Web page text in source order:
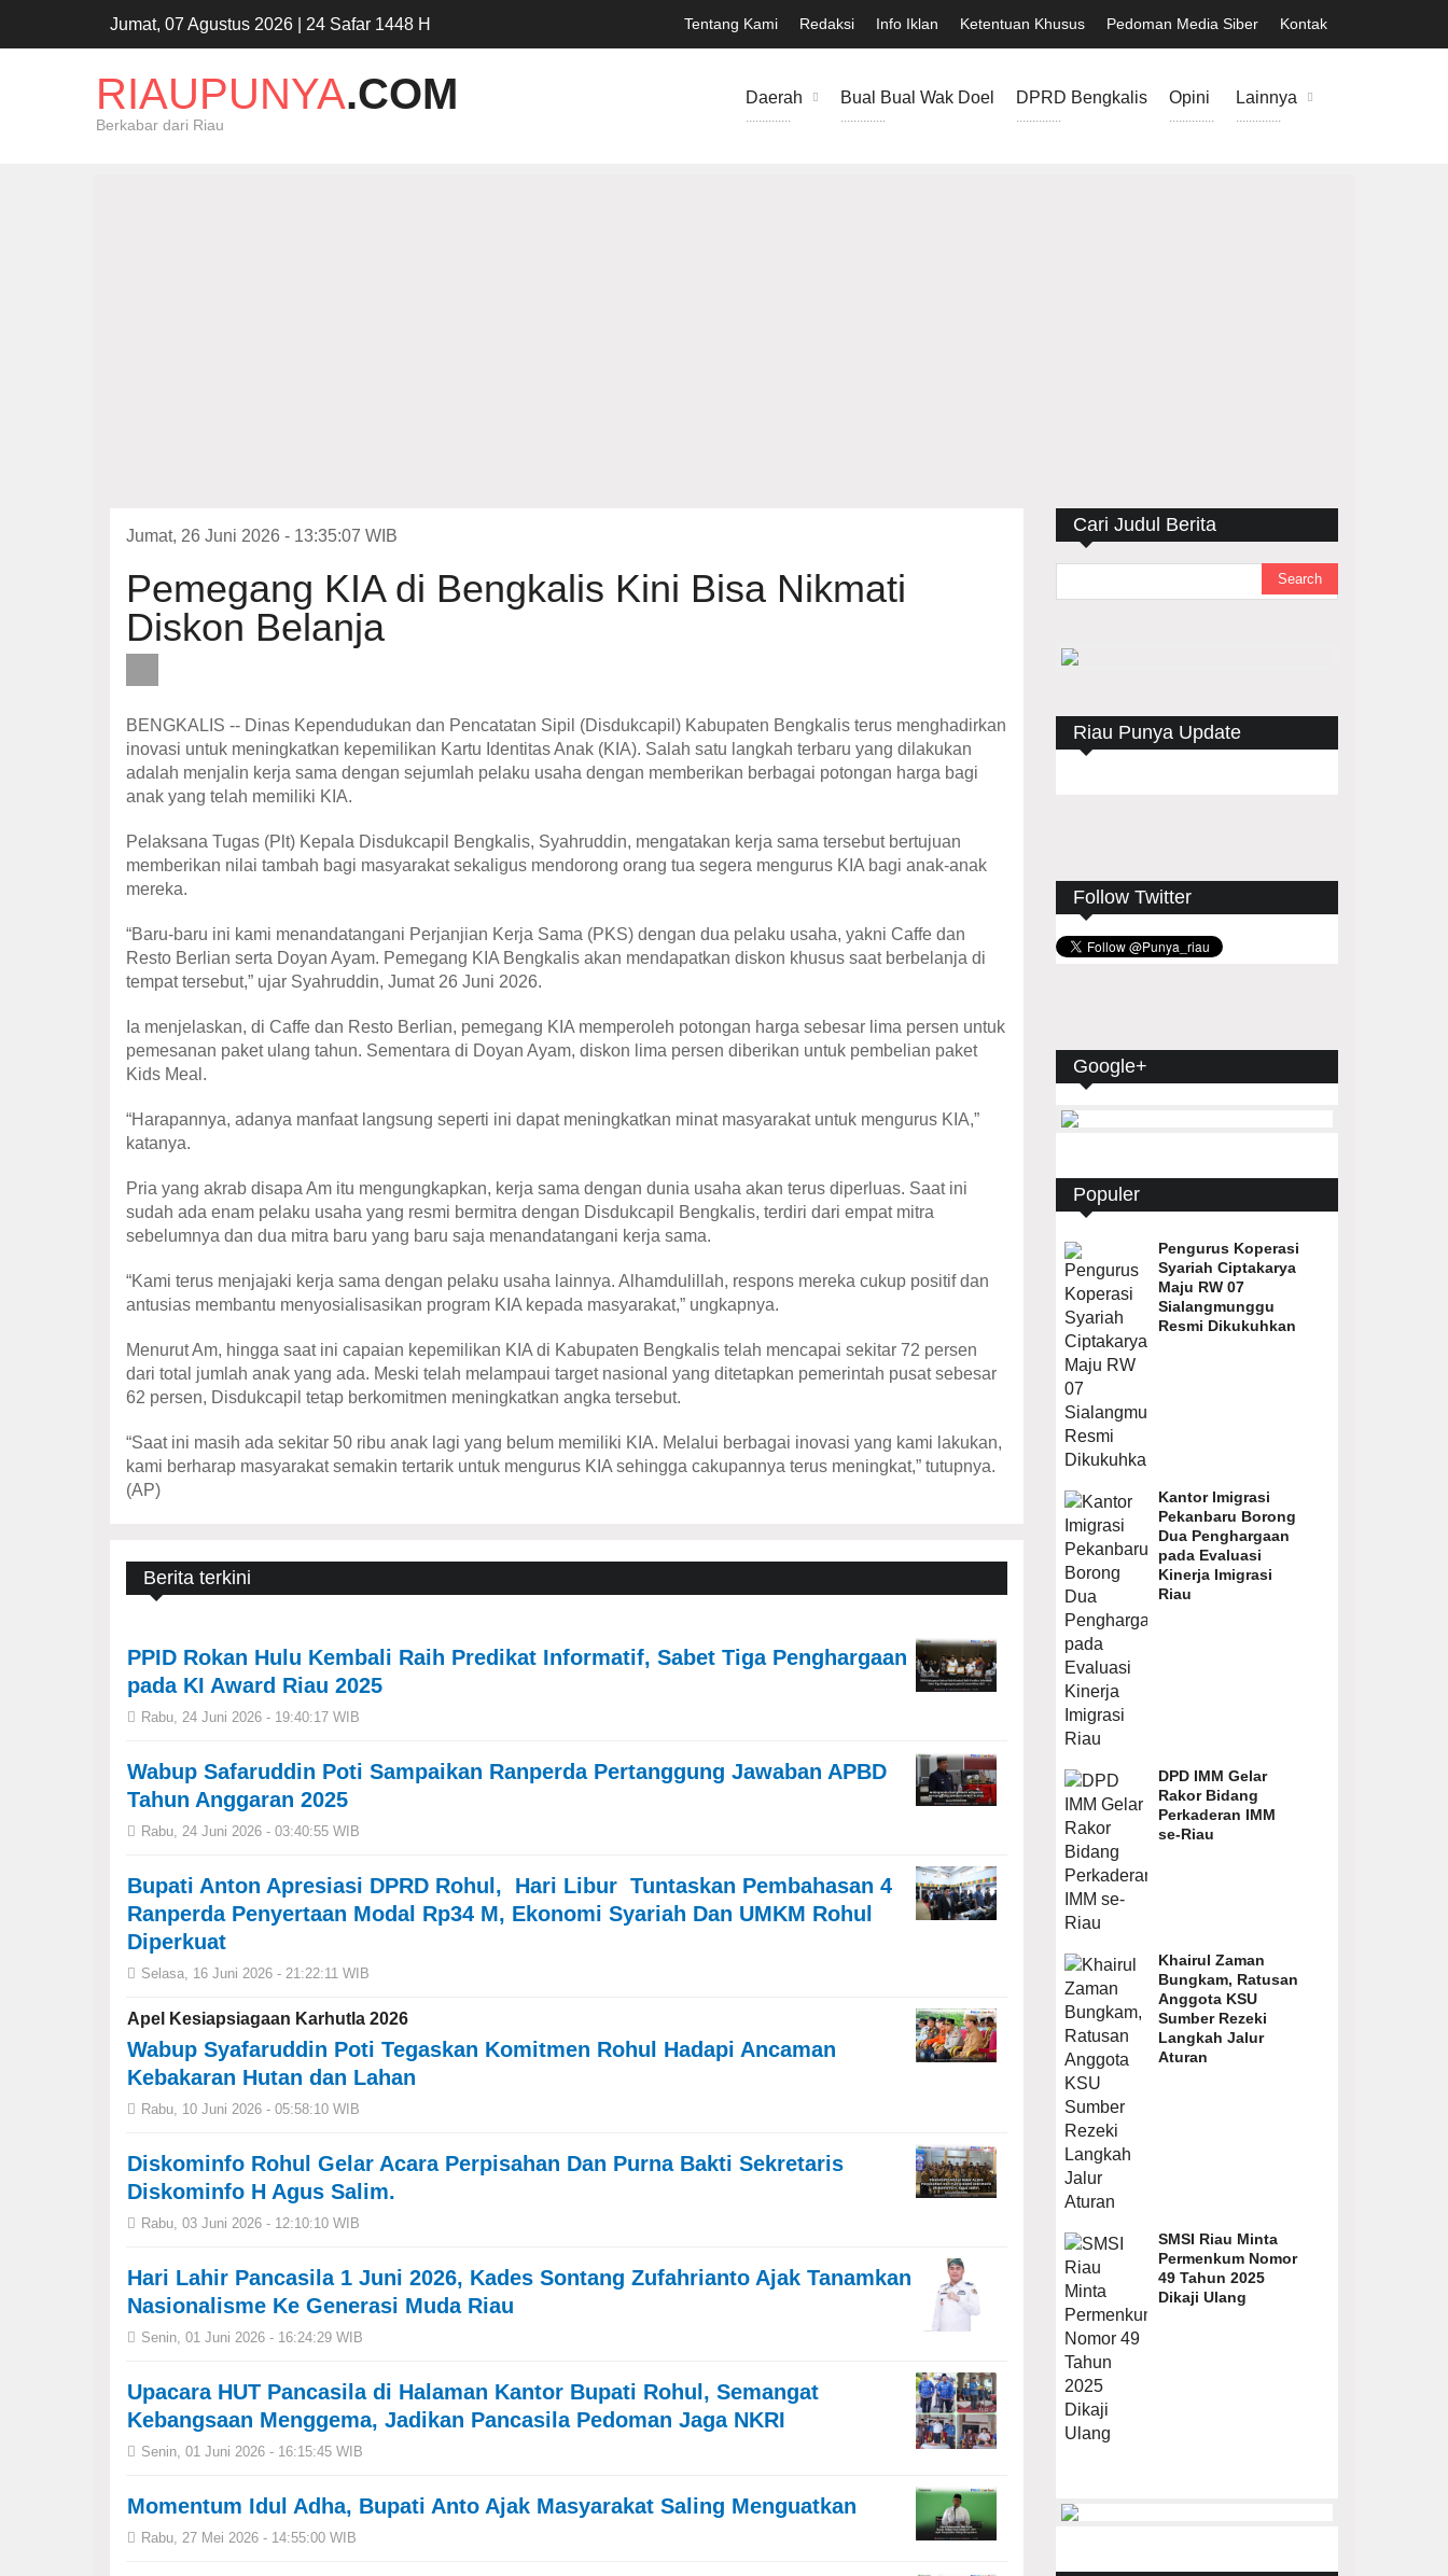
Jumat, 07 Agustus 2026 | 24 Safar 1448 H Tentang Kami Redaksi Info Iklan Ketentuan Khusus Pedoman Media Siber Kontak
RIAUPUNYA.COM
Berkabar dari Riau
Daerah
..............
Bual Bual Wak Doel
..............
DPRD Bengkalis
..............
Opini
..............
Lainnya
..............
Jumat, 26 Juni 2026 - 13:35:07 WIB
Pemegang KIA di Bengkalis Kini Bisa Nikmati
Diskon Belanja
BENGKALIS -- Dinas Kependudukan dan Pencatatan Sipil (Disdukcapil) Kabupaten Bengkalis terus menghadirkan
inovasi untuk meningkatkan kepemilikan Kartu Identitas Anak (KIA). Salah satu langkah terbaru yang dilakukan
adalah menjalin kerja sama dengan sejumlah pelaku usaha dengan memberikan berbagai potongan harga bagi
anak yang telah memiliki KIA.
Pelaksana Tugas (Plt) Kepala Disdukcapil Bengkalis, Syahruddin, mengatakan kerja sama tersebut bertujuan
memberikan nilai tambah bagi masyarakat sekaligus mendorong orang tua segera mengurus KIA bagi anak-anak
mereka.
“Baru-baru ini kami menandatangani Perjanjian Kerja Sama (PKS) dengan dua pelaku usaha, yakni Caffe dan
Resto Berlian serta Doyan Ayam. Pemegang KIA Bengkalis akan mendapatkan diskon khusus saat berbelanja di
tempat tersebut,” ujar Syahruddin, Jumat 26 Juni 2026.
Ia menjelaskan, di Caffe dan Resto Berlian, pemegang KIA memperoleh potongan harga sebesar lima persen untuk
pemesanan paket ulang tahun. Sementara di Doyan Ayam, diskon lima persen diberikan untuk pembelian paket
Kids Meal.
“Harapannya, adanya manfaat langsung seperti ini dapat meningkatkan minat masyarakat untuk mengurus KIA,”
katanya.
Pria yang akrab disapa Am itu mengungkapkan, kerja sama dengan dunia usaha akan terus diperluas. Saat ini
sudah ada enam pelaku usaha yang resmi bermitra dengan Disdukcapil Bengkalis, terdiri dari empat mitra
sebelumnya dan dua mitra baru yang baru saja menandatangani kerja sama.
“Kami terus menjajaki kerja sama dengan pelaku usaha lainnya. Alhamdulillah, respons mereka cukup positif dan
antusias membantu menyosialisasikan program KIA kepada masyarakat,” ungkapnya.
Menurut Am, hingga saat ini capaian kepemilikan KIA di Kabupaten Bengkalis telah mencapai sekitar 72 persen
dari total jumlah anak yang ada. Meski telah melampaui target nasional yang ditetapkan pemerintah pusat sebesar
62 persen, Disdukcapil tetap berkomitmen meningkatkan angka tersebut.
“Saat ini masih ada sekitar 50 ribu anak lagi yang belum memiliki KIA. Melalui berbagai inovasi yang kami lakukan,
kami berharap masyarakat semakin tertarik untuk mengurus KIA sehingga cakupannya terus meningkat,” tutupnya.
(AP)
Berita terkini
PPID Rokan Hulu Kembali Raih Predikat Informatif, Sabet Tiga Penghargaan
pada KI Award Riau 2025
Rabu, 24 Juni 2026 - 19:40:17 WIB
Wabup Safaruddin Poti Sampaikan Ranperda Pertanggung Jawaban APBD
Tahun Anggaran 2025
Rabu, 24 Juni 2026 - 03:40:55 WIB
Bupati Anton Apresiasi DPRD Rohul, Hari Libur Tuntaskan Pembahasan 4
Ranperda Penyertaan Modal Rp34 M, Ekonomi Syariah Dan UMKM Rohul
Diperkuat
Selasa, 16 Juni 2026 - 21:22:11 WIB
Apel Kesiapsiagaan Karhutla 2026
Wabup Syafaruddin Poti Tegaskan Komitmen Rohul Hadapi Ancaman
Kebakaran Hutan dan Lahan
Rabu, 10 Juni 2026 - 05:58:10 WIB
Diskominfo Rohul Gelar Acara Perpisahan Dan Purna Bakti Sekretaris
Diskominfo H Agus Salim.
Rabu, 03 Juni 2026 - 12:10:10 WIB
Hari Lahir Pancasila 1 Juni 2026, Kades Sontang Zufahrianto Ajak Tanamkan
Nasionalisme Ke Generasi Muda Riau
Senin, 01 Juni 2026 - 16:24:29 WIB
Upacara HUT Pancasila di Halaman Kantor Bupati Rohul, Semangat
Kebangsaan Menggema, Jadikan Pancasila Pedoman Jaga NKRI
Senin, 01 Juni 2026 - 16:15:45 WIB
Momentum Idul Adha, Bupati Anto Ajak Masyarakat Saling Menguatkan
Rabu, 27 Mei 2026 - 14:55:00 WIB
Cari Judul Berita
Riau Punya Update
Follow Twitter
Google+
Populer
Pengurus Koperasi
Syariah Ciptakarya
Maju RW 07
Sialangmunggu
Resmi Dikukuhkan
Kantor Imigrasi
Pekanbaru Borong
Dua Penghargaan
pada Evaluasi
Kinerja Imigrasi
Riau
DPD IMM Gelar
Rakor Bidang
Perkaderan IMM
se-Riau
Khairul Zaman
Bungkam, Ratusan
Anggota KSU
Sumber Rezeki
Langkah Jalur
Aturan
SMSI Riau Minta
Permenkum Nomor
49 Tahun 2025
Dikaji Ulang